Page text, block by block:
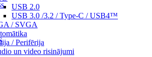
USB 2.0
USB 3.0 /3.2 / Type-C / USB4™
/ SVGA
/ Perifērija
un video risinājumi